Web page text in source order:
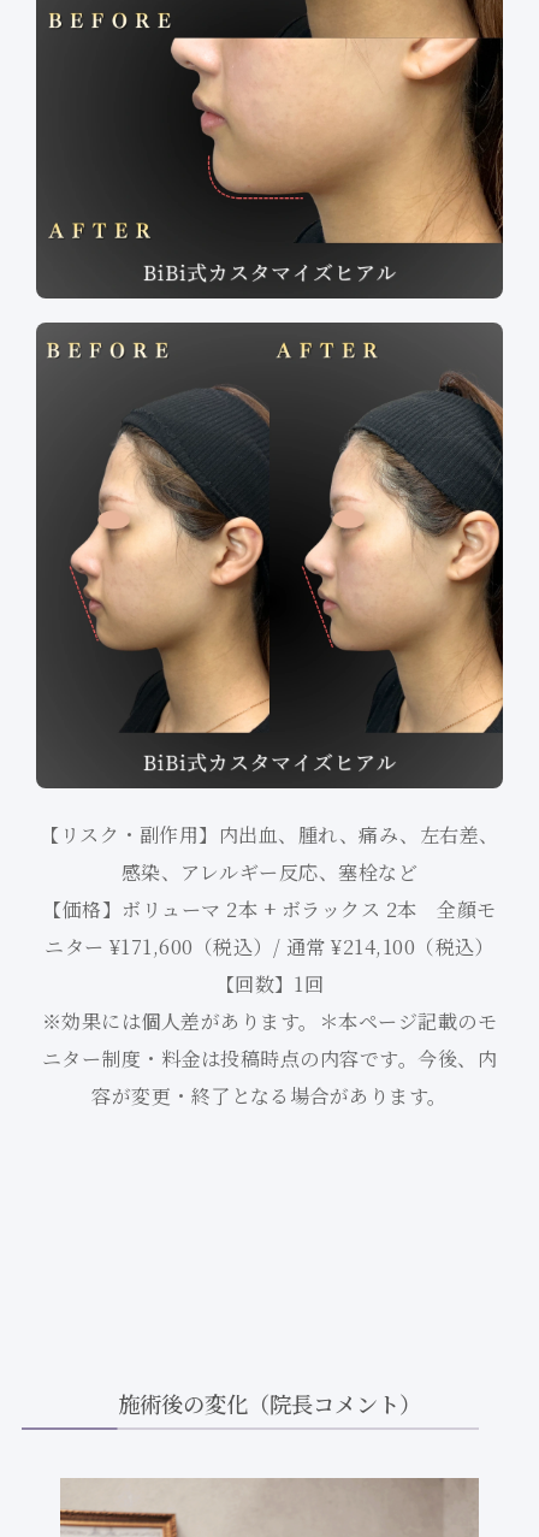
【リスク・副作用】内出血、腫れ、痛み、左右差、
感染、アレルギー反応、塞栓など
【価格】ボリューマ 2本 + ボラックス 2本 全顔モ
ニター ¥171,600（税込）/ 通常 ¥214,100（税込）
【回数】1回
※効果には個人差があります。＊本ページ記載のモ
ニター制度・料金は投稿時点の内容です。今後、内
容が変更・終了となる場合があります。
施術後の変化（院長コメント）